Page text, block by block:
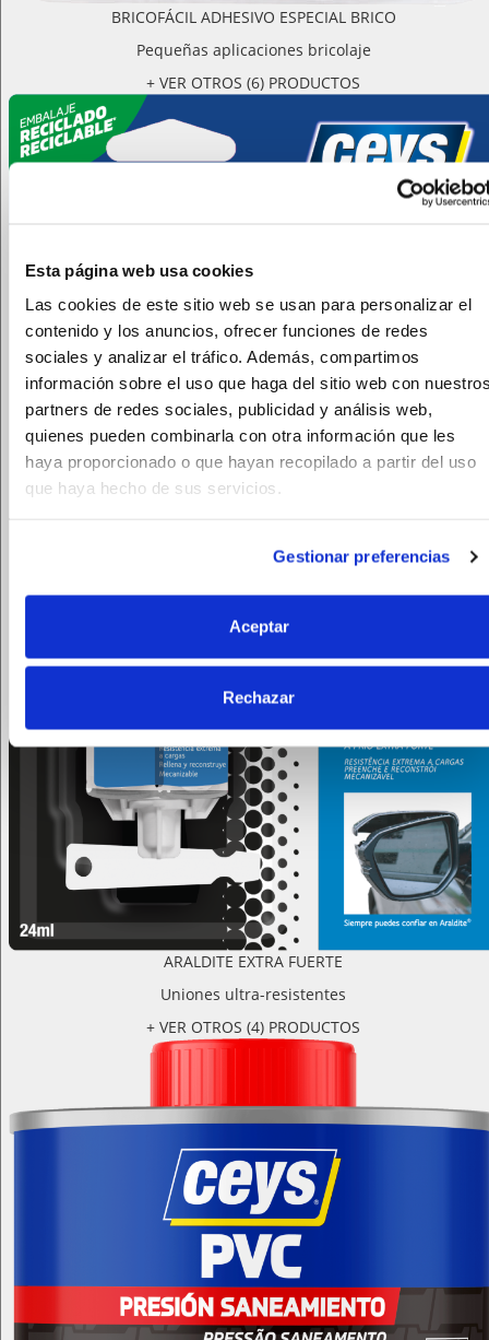
Esta página web usa cookies
Las cookies de este sitio web se usan para personalizar el
contenido y los anuncios, ofrecer funciones de redes
sociales y analizar el tráfico. Además, compartimos
información sobre el uso que haga del sitio web con
partners de redes sociales, publicidad y análisis web,
quienes pueden combinarla con otra información que les
haya proporcionado o que hayan recopilado a partir del uso
que haya hecho de sus servicios.
Gestionar preferencias
Aceptar
Rechazar
BRICOFÁCIL ADHESIVO ESPECIAL BRICO
Pequeñas aplicaciones bricolaje
+ VER OTROS (6) PRODUCTOS
ARALDITE EXTRA FUERTE
Uniones ultra-resistentes
+ VER OTROS (4) PRODUCTOS